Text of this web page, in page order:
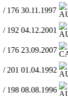
/ 176 30.11.1997
/ 192 04.12.2001
/ 176 23.09.2007
/ 201 01.04.1992
/ 198 08.08.1996